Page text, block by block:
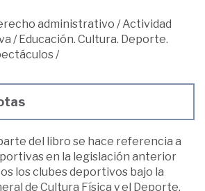
administrativo /Actividad
/ Educación. Cultura. Deporte.
/
del libro se hace referencia a
en la legislación anterior
los clubes deportivos bajo la
de Cultura Física y el Deporte.